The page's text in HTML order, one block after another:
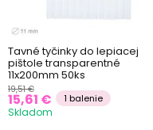
Tavné tyčinky do lepiacej
pištole transparentné
11x200mm 50ks
19,51 €
15,61 € 1 balenie
Skladom